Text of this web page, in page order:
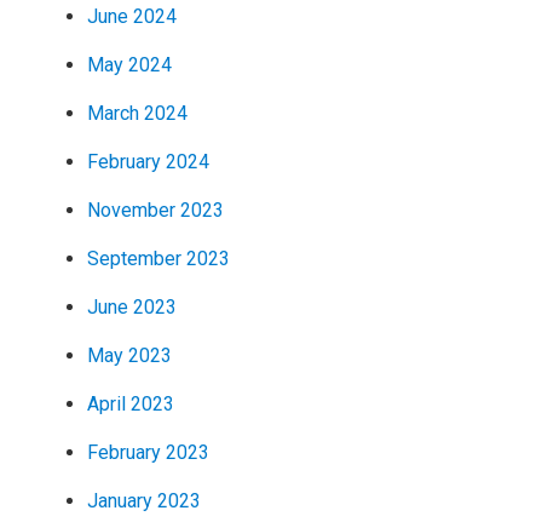
June 2024
May 2024
March 2024
February 2024
November 2023
September 2023
June 2023
May 2023
April 2023
February 2023
January 2023